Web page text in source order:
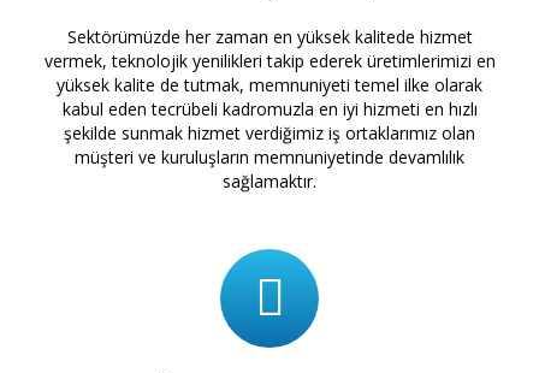
Sektörümüzde her zaman en yüksek kalitede hizmet
vermek, teknolojik yenilikleri takip ederek üretimlerimizi en
yüksek kalite de tutmak, memnuniyeti temel ilke olarak
kabul eden tecrübeli kadromuzla en iyi hizmeti en hızlı
şekilde sunmak hizmet verdiğimiz iş ortaklarımız olan
müşteri ve kuruluşların memnuniyetinde devamlılık
sağlamaktır.